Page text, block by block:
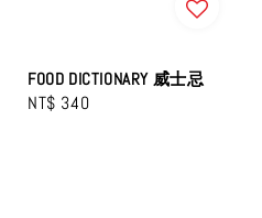
FOOD DICTIONARY 威士忌
Regular
NT$ 340